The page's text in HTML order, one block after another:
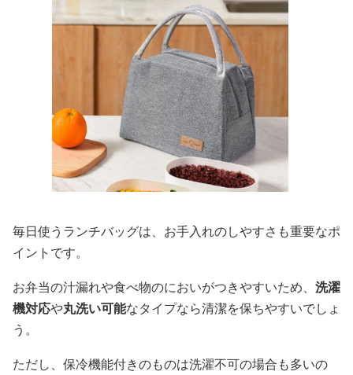
毎日使うランチバッグは、お手入れのしやすさも重要なポ
イントです。
お弁当の汁漏れや食べ物のにおいがつきやすいため、 洗濯
機対応や丸洗い可能なタイプなら清潔を保ちやすいでしょ
う。
ただし、保冷機能付きのものは洗濯不可の場合も多いの